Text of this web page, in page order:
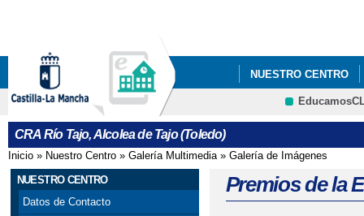
NUESTRO CENTRO
CONSORCIO
PROGRAMAS
CRA Río Tajo, Alcolea de Tajo (Toledo)
Se encuentra usted aquí
Inicio » Nuestro Centro » Galería Multimedia» Galería de Imágenes
NUESTRO CENTRO
Datos de Contacto
Premios de la